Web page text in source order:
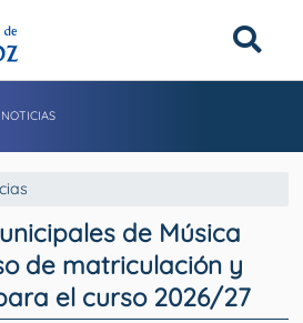
de Música
de matriculación y
el curso 2026/27